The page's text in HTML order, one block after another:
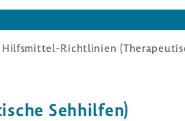
Hilfsmittel-Richtlinien
Sehhilfen)